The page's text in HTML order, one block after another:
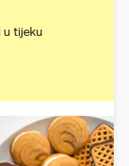
u tijeku